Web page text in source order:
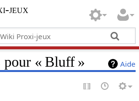
jeux
Aide
« Bluff »